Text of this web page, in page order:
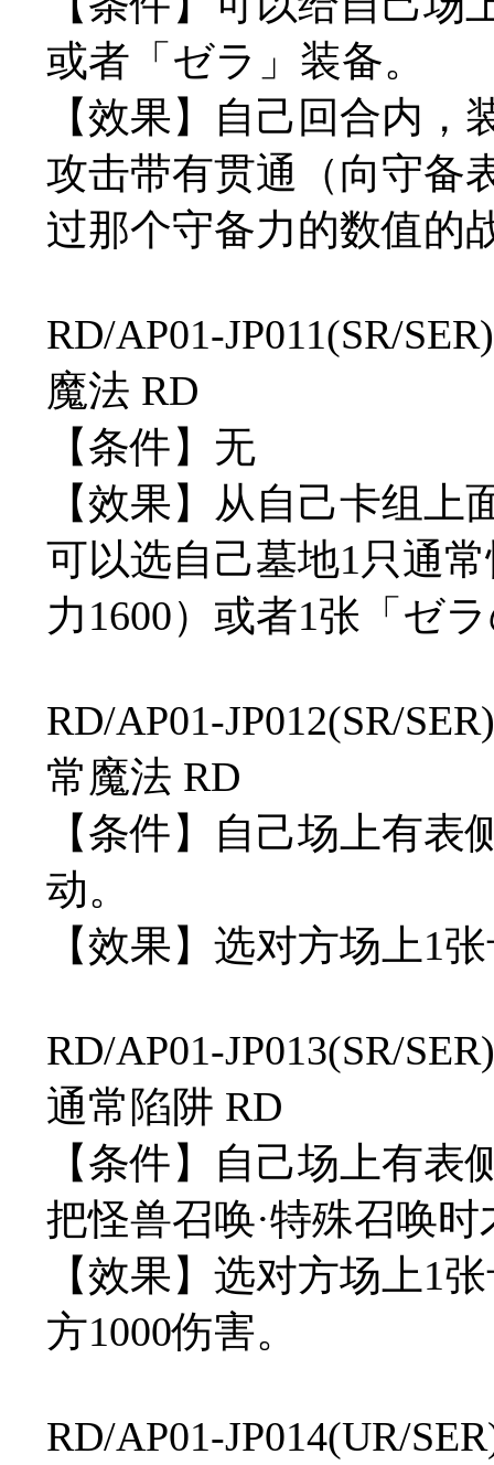
或者「ゼラ」装备。
【效果】自己回合内，
攻击带有贯通（向守备
过那个守备力的数值的
RD/AP01-JP011(SR/
魔法 RD
【条件】无
【效果】从自己卡组
可以选自己墓地1只通
力1600）或者1张「ゼ
RD/AP01-JP012(SR/
常魔法 RD
【条件】自己场上有
动。
【效果】选对方场上1
RD/AP01-JP013(SR/
通常陷阱 RD
【条件】自己场上有
把怪兽召唤·特殊召唤
【效果】选对方场上1
方1000伤害。
RD/AP01-JP014(UR/